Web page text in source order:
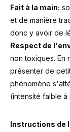
Fait à la main:
et de manière
donc y avoir de
Respect de
non toxiques. En
présenter de
phénomène
(intensité faible
Instructions de